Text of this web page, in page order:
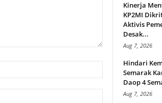
Kinerja
KP2MI
Aktivis
Desak...
Aug 7, 2026
Hindari
Semarak
Daop 4
Aug 7, 2026